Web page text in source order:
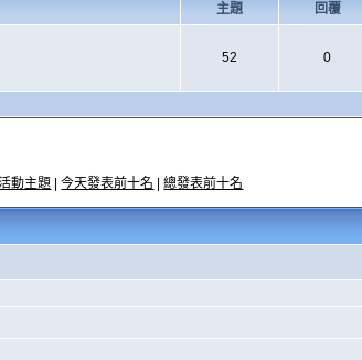
主題 回覆
52 0
動主題 |今天發表前十名 |總發表前十名